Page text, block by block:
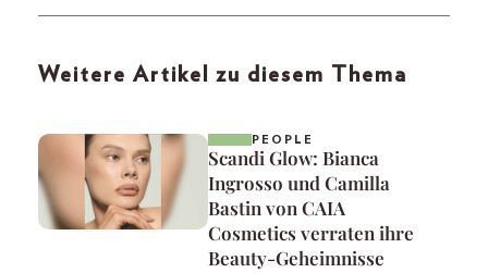
Weitere Artikel zu diesem Thema
PEOPLE
Scandi Glow: Bianca
Ingrosso und Camilla
Bastin von CAIA
Cosmetics verraten ihre
Beauty-Geheimnisse